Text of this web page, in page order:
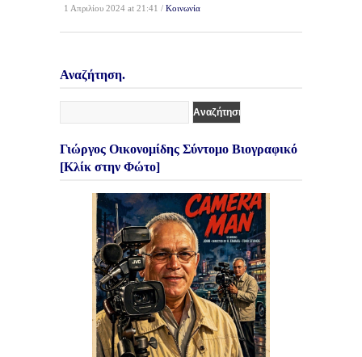
1 Απριλίου 2024 at 21:41 / Κοινωνία
Αναζήτηση.
Γιώργος Οικονομίδης Σύντομο Βιογραφικό
[Κλίκ στην Φώτο]